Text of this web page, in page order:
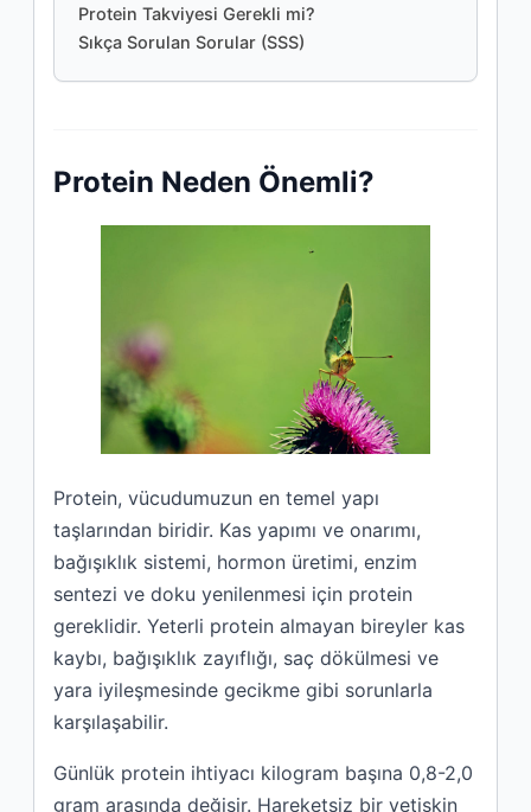
Protein Takviyesi Gerekli mi?
Sıkça Sorulan Sorular (SSS)
Protein Neden Önemli?
Protein, vücudumuzun en temel yapı
taşlarından biridir. Kas yapımı ve onarımı,
bağışıklık sistemi, hormon üretimi, enzim
sentezi ve doku yenilenmesi için protein
gereklidir. Yeterli protein almayan bireyler kas
kaybı, bağışıklık zayıflığı, saç dökülmesi ve
yara iyileşmesinde gecikme gibi sorunlarla
karşılaşabilir.
Günlük protein ihtiyacı kilogram başına 0,8-2,0
gram arasında değişir. Hareketsiz bir yetişkin